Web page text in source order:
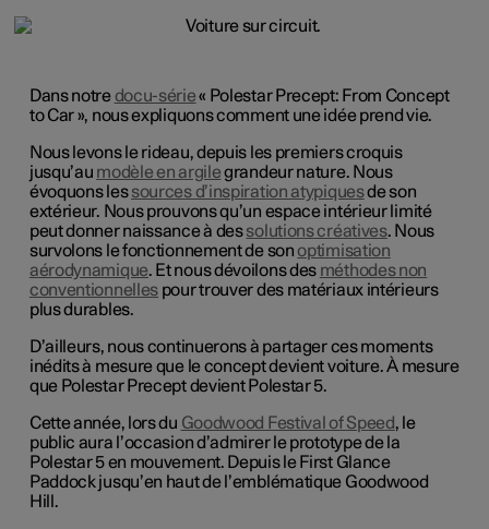
Dans notredocu-série« Polestar Precept: From Concept
to Car », nous expliquons comment une idée prend vie.
Nous levons le rideau, depuis les premiers croquis
jusqu’au modèle en argilegrandeur nature. Nous
évoquons lessources d’inspiration atypiquesde son
extérieur. Nous prouvons qu’un espace intérieur limité
peut donner naissance à dessolutions créatives. Nous
survolons le fonctionnement de sonoptimisation
aérodynamique. Et nous dévoilons des méthodes non
conventionnelles pour trouver des matériaux intérieurs
plus durables.
D’ailleurs, nous continuerons à partager ces moments
inédits à mesure que le concept devient voiture. À mesure
que Polestar Precept devient Polestar 5.
Cette année, lors du Goodwood Festival of Speed, le
public aura l’occasion d’admirer le prototype de la
Polestar 5 en mouvement. Depuis le First Glance
Paddock jusqu’en haut de l’emblématique Goodwood
Hill.